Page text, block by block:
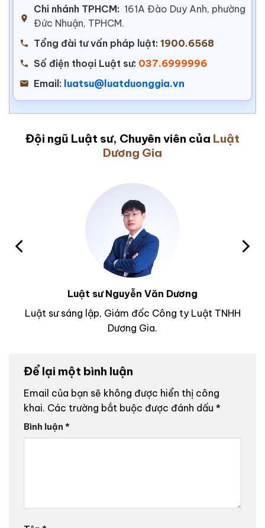
Chi nhánh TPHCM: 161A Đào Duy Anh, phường
Đức Nhuận, TPHCM.
Tổng đài tư vấn pháp luật: 1900.6568
Số điện thoại Luật sư: 037.6999996
Email: luatsu@luatduonggia.vn
Đội ngũ Luật sư, Chuyên viên của Luật
Dương Gia
Luật sư Nguyễn Văn Dương
Luật sư sáng lập, Giám đốc Công ty Luật TNHH
Dương Gia.
Để lại một bình luận
Email của bạn sẽ không được hiển thị công
khai. Các trường bắt buộc được đánh dấu *
Bình luận *